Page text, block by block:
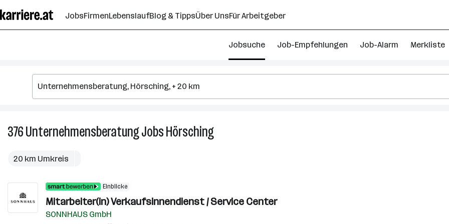
Seiteninhalt
springen
JobsFirmenLebenslaufBlog & TippsÜber UnsFür Arbeitgeber
Jobsuche Job-Empfehlungen Job-Alarm Merkliste
376UnternehmensberatungJobsHörsching376
Unternehmensberatung
20 km Umkreis
Einblicke
Mitarbeiter(in) Verkaufsinnendienst / Service Center
SONNHAUS GmbH